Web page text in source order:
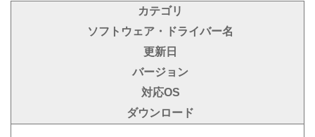
カテゴリ
ソフトウェア・ドライバー名
更新日
バージョン
対応OS
ダウンロード